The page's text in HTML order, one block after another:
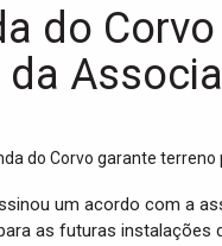
do
um acordo com a
as futuras